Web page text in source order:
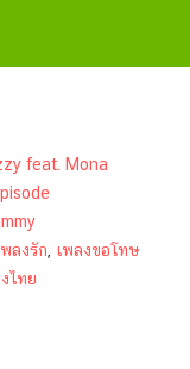
feat. Mona
พลงรัก เพลงขอโทษ
ไทย